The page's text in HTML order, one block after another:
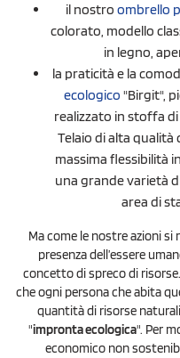
il nostro ombrello
colorato, modello
in legno,
la praticità e la
ecologico "Birgit",
realizzato in stoffa
Telaio di alta
massima flessibilità
una grande varietà
area di
Ma come le nostre azioni
presenza dell’essere
concetto di spreco di
che ogni persona che abita
quantità di risorse
"impronta ecologica". Per
economico non